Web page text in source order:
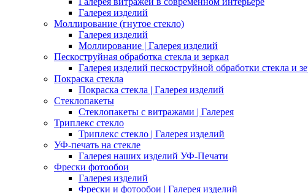
Галерея изделий
Моллирование (гнутое стекло)
Галерея изделий
Моллирование | Галерея изделий
Пескоструйная обработка стекла и зеркал
Галерея изделий пескоструйной обработки стекла и
Покраска стекла
Покраска стекла | Галерея изделий
Стеклопакеты
Стеклопакеты с витражами | Галерея
Триплекс стекло
Триплекс стекло | Галерея изделий
УФ-печать на стекле
Галерея наших изделий УФ-Печати
Фрески фотообои
Галерея изделий
Фрески и фотообои | Галерея изделий